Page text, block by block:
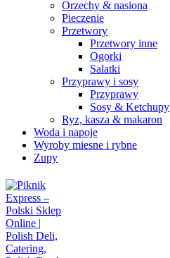
Orzechy & nasiona
Pieczenie
Przetwory
Przetwory inne
Ogorki
Salatki
Przyprawy i sosy
Przyprawy
Sosy & Ketchupy
Ryz, kasza & makaron
Woda i napoje
Wyroby miesne i rybne
Zupy